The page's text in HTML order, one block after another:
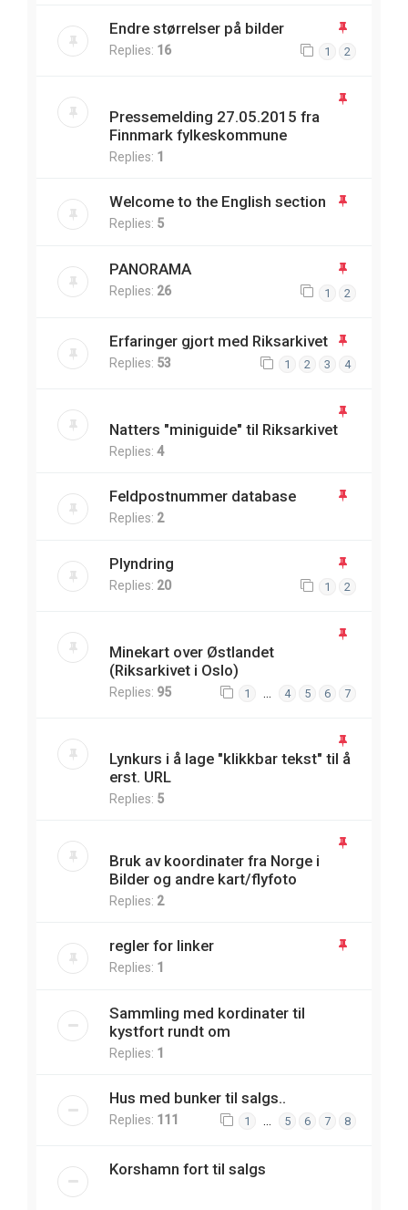
Endre størrelser på bilder
Replies: 16 1 2
Pressemelding 27.05.2015 fra
Finnmark fylkeskommune
Replies: 1
Welcome to the English section
Replies: 5
PANORAMA
Replies: 26 1 2
Erfaringer gjort med Riksarkivet
Replies: 53 1 2 3 4
Natters "miniguide" til Riksarkivet
Replies: 4
Feldpostnummer database
Replies: 2
Plyndring
Replies: 20 1 2
Minekart over Østlandet
(Riksarkivet i Oslo)
Replies: 95 1 4 5 6 7
Lynkurs i å lage "klikkbar tekst" til å
erst. URL
Replies: 5
Bruk av koordinater fra Norge i
Bilder og andre kart/flyfoto
Replies: 2
regler for linker
Replies: 1
Sammling med kordinater til
kystfort rundt om
Replies: 1
Hus med bunker til salgs..
Replies: 111 1 … 5 6 7 8
Korshamn fort til salgs